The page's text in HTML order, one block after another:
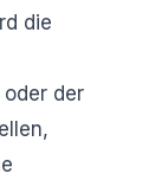
die
oder der